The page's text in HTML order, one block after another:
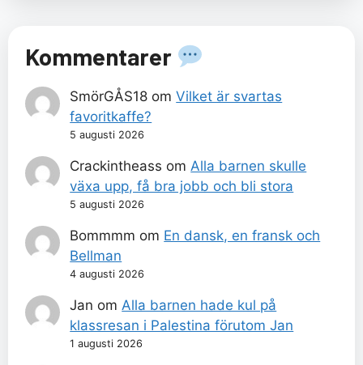
Kommentarer
SmörGÅS18 omVilket är svartas
favoritkaffe?
5 augusti 2026
Crackintheass om Alla barnen skulle
växa upp, få bra jobb och bli stora
5 augusti 2026
Bommmm om En dansk, en fransk och
Bellman
4 augusti 2026
Jan om Alla barnen hade kul på
klassresan i Palestina förutom Jan
1 augusti 2026